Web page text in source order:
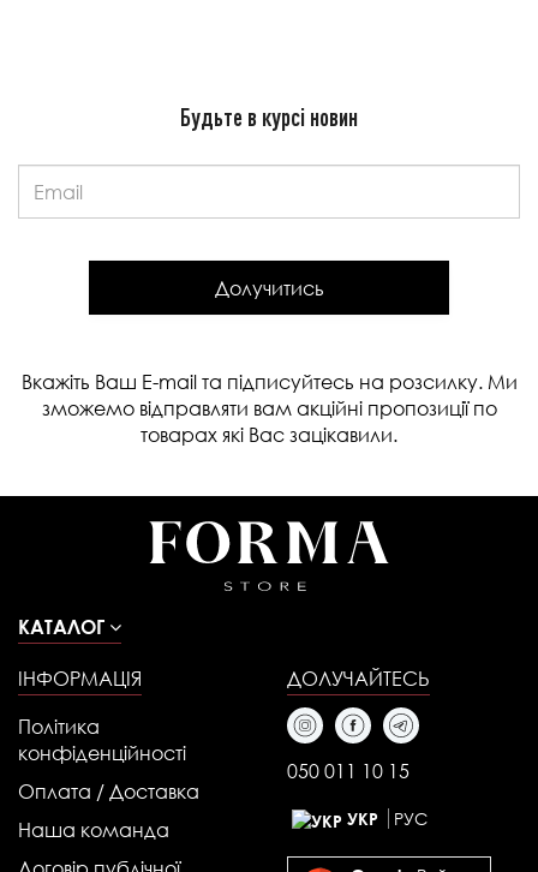
Будьте в курсі новин
Долучитись
Вкажіть Ваш E-mail та підписуйтесь на розсилку. Ми
зможемо відправляти вам акційні пропозиції по
товарах які Вас зацікавили.
КАТАЛОГ
ІНФОРМАЦІЯ
Політика
конфіденційності
Оплата / Доставка
Наша команда
ДОЛУЧАЙТЕСЬ
050 011 10 15
УКР РУС